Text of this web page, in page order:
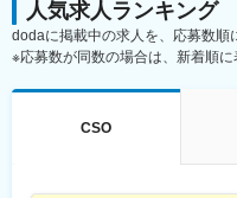
(1)充実した教育体制：
・製品研修（約2週間～
エンテーション後に配
他、横断研修、eラーニ
ム、CNS専門育成プロ
人気求人ランキング
dodaに掲載中の求人を、応募数順
※応募数が同数の場合は、新着順に
CSO